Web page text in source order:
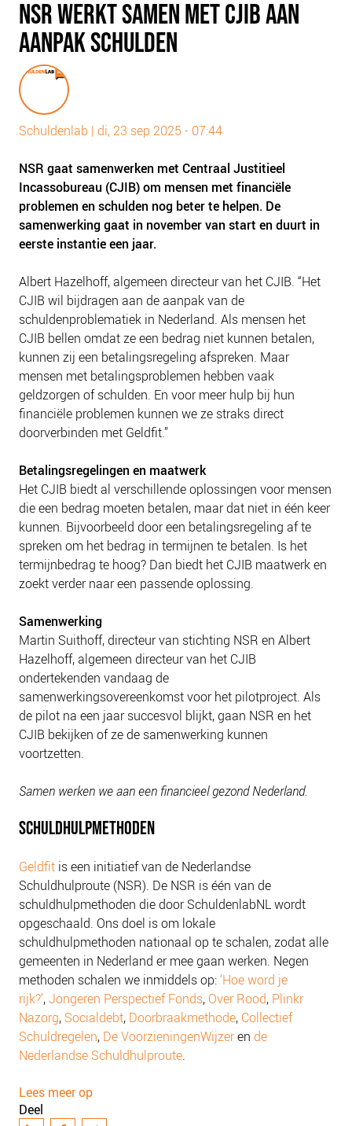
PLINKR NAZORG
SOCIALDEBT
COLLECTIEF SCHULDREGELEN
DE VOORZIENINGENWIJZER
NEDERLANDSE SCHULDHULPROUTE (NSR)
OVER ONS
VISIE EN MISSIE
HET TEAM
ONZE PARTNERS
VACATURES
IN DE MEDIA
OVER NCFG
NIEUWS
BLOGS
NSR WERKT SAMEN MET CJIB AAN
AANPAK SCHULDEN
Schuldenlab | di, 23 sep 2025 - 07:44
NSR gaat samenwerken met Centraal Justitieel
Incassobureau (CJIB) om mensen met financiële
problemen en schulden nog beter te helpen. De
samenwerking gaat in november van start en duurt in
eerste instantie een jaar.
Albert Hazelhoff, algemeen directeur van het CJIB. “Het
CJIB wil bijdragen aan de aanpak van de
schuldenproblematiek in Nederland. Als mensen het
CJIB bellen omdat ze een bedrag niet kunnen betalen,
kunnen zij een betalingsregeling afspreken. Maar
mensen met betalingsproblemen hebben vaak
geldzorgen of schulden. En voor meer hulp bij hun
financiële problemen kunnen we ze straks direct
doorverbinden met Geldfit.”
Betalingsregelingen en maatwerk
Het CJIB biedt al verschillende oplossingen voor mensen
die een bedrag moeten betalen, maar dat niet in één keer
kunnen. Bijvoorbeeld door een betalingsregeling af te
spreken om het bedrag in termijnen te betalen. Is het
termijnbedrag te hoog? Dan biedt het CJIB maatwerk en
zoekt verder naar een passende oplossing.
Samenwerking
Martin Suithoff, directeur van stichting NSR en Albert
Hazelhoff, algemeen directeur van het CJIB
ondertekenden vandaag de
samenwerkingsovereenkomst voor het pilotproject. Als
de pilot na een jaar succesvol blijkt, gaan NSR en het
CJIB bekijken of ze de samenwerking kunnen
voortzetten.
Samen werken we aan een financieel gezond Nederland.
SCHULDHULPMETHODEN
Geldfit is een initiatief van de Nederlandse
Schuldhulproute (NSR). De NSR is één van de
schuldhulpmethoden die door SchuldenlabNL wordt
opgeschaald. Ons doel is om lokale
schuldhulpmethoden nationaal op te schalen, zodat alle
gemeenten in Nederland er mee gaan werken. Negen
methoden schalen we inmiddels op:‘Hoe word je
rijk?’,Jongeren Perspectief Fonds, Over Rood, Plinkr
Nazorg, Socialdebt, Doorbraakmethode, Collectief
Schuldregelen, De VoorzieningenWijzeren de
Nederlandse Schuldhulproute.
Lees meer op
Deel